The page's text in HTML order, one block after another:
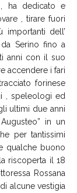
ha dedicato e
, tirare fuori
dell’
Serino fino a
anni con il suo
accendere i fari
forinese
, speleologi ed
ultimi due anni
in un
per tantissimi
qualche buono
riscoperta il 18
Rossana
alcune vestigia